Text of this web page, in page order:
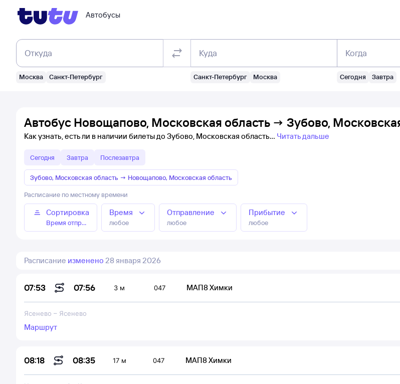
Автобусы
Откуда
Москва Санкт-Петербург
Куда
Санкт-Петербург Москва
Когда
Сегодня Завтра
Автобус Новощапово, Московская область → Зубово,
Как узнать, есть ли в наличии билеты до Зубово, Московская область Читать дальше
Сегодня Завтра Послезавтра
Зубово, Московская область → Новощапово, Московская область
Расписание по местному времени
Сортировка
Время отправления
Время
любое
Отправление
любое
Прибытие
любое
Расписание изменено 28 января 2026
07:53 07:56 3 м 047 МАП8 Химки
Ясенево – Ясенево
Маршрут
08:18 08:35 17 м 047 МАП8 Химки